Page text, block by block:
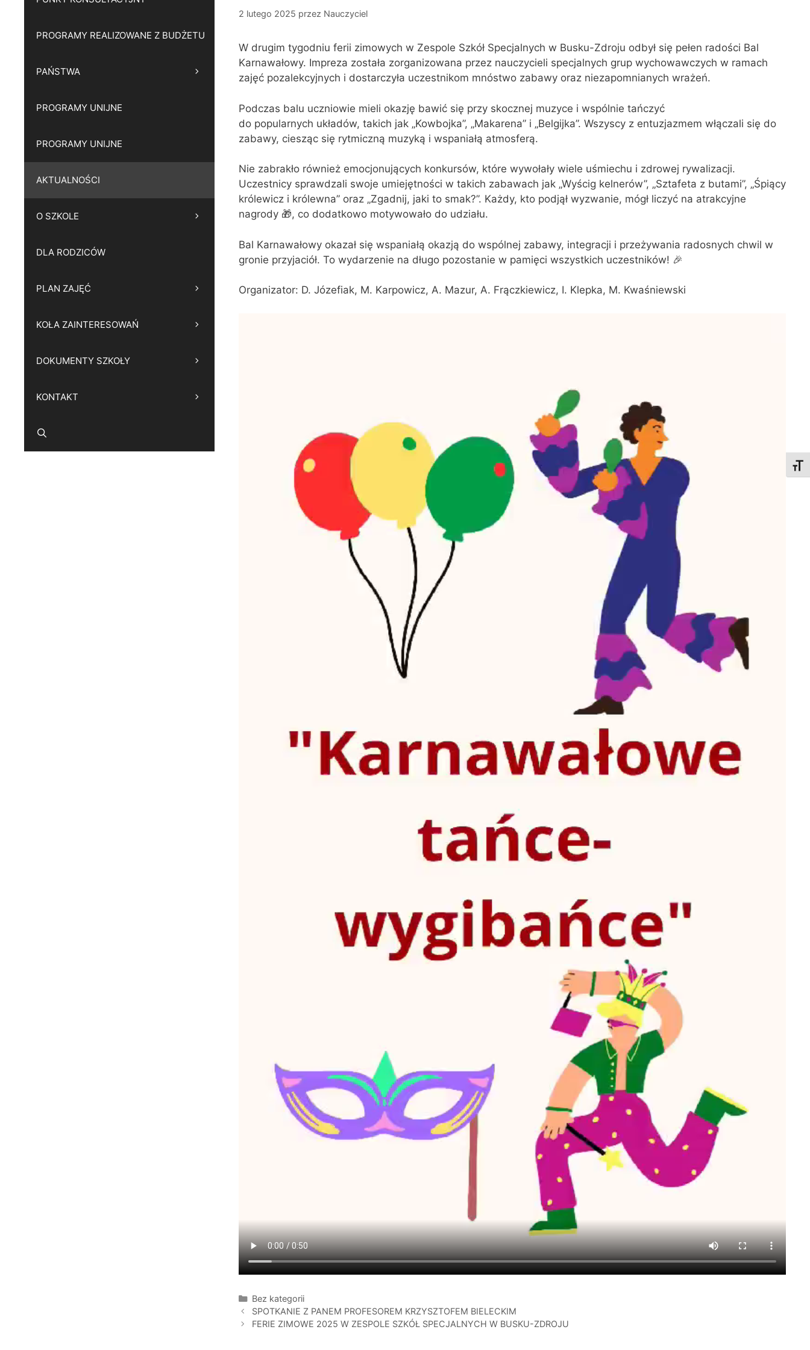
2 lutego 2025 przez Nauczyciel
W drugim tygodniu ferii zimowych w Zespole Szkół Specjalnych w Busku-Zdroju odbył się pełen radości Bal
Karnawałowy. Impreza została zorganizowana przez nauczycieli specjalnych grup wychowawczych w ramach
zajęć pozalekcyjnych i dostarczyła uczestnikom mnóstwo zabawy oraz niezapomnianych wrażeń.
Podczas balu uczniowie mieli okazję bawić się przy skocznej muzyce i wspólnie tańczyć
do popularnych układów, takich jak „Kowbojka”, „Makarena” i „Belgijka”. Wszyscy z entuzjazmem włączali się do
zabawy, ciesząc się rytmiczną muzyką i wspaniałą atmosferą.
Nie zabrakło również emocjonujących konkursów, które wywołały wiele uśmiechu i zdrowej rywalizacji.
Uczestnicy sprawdzali swoje umiejętności w takich zabawach jak „Wyścig kelnerów”, „Sztafeta z butami”, „Śpiący
królewicz i królewna” oraz „Zgadnij, jaki to smak?”. Każdy, kto podjął wyzwanie, mógł liczyć na atrakcyjne
nagrody 🎁, co dodatkowo motywowało do udziału.
Bal Karnawałowy okazał się wspaniałą okazją do wspólnej zabawy, integracji i przeżywania radosnych chwil w
gronie przyjaciół. To wydarzenie na długo pozostanie w pamięci wszystkich uczestników! 🎉
Organizator: D. Józefiak, M. Karpowicz, A. Mazur, A. Frączkiewicz, I. Klepka, M. Kwaśniewski
Kategorie
Bez kategorii
SPOTKANIE Z PANEM PROFESOREM KRZYSZTOFEM BIELECKIM
FERIE ZIMOWE 2025 W ZESPOLE SZKÓŁ SPECJALNYCH W BUSKU-ZDROJU
PROGRAMY REALIZOWANE Z BUDŻETU
PAŃSTWA
PROGRAMY UNIJNE
PROGRAMY UNIJNE
AKTUALNOŚCI
O SZKOLE
DLA RODZICÓW
PLAN ZAJĘĆ
KOŁA ZAINTERESOWAŃ
DOKUMENTY SZKOŁY
KONTAKT